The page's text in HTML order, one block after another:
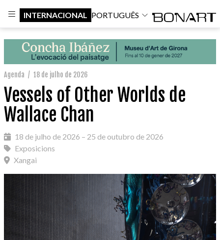
INTERNACIONAL PORTUGUÊS
Agenda / 18 de julho de 2026
Vessels of Other Worlds de
Wallace Chan
18 de julho de 2026 – 25 de outubro de 2026
Exposicions
Xangai